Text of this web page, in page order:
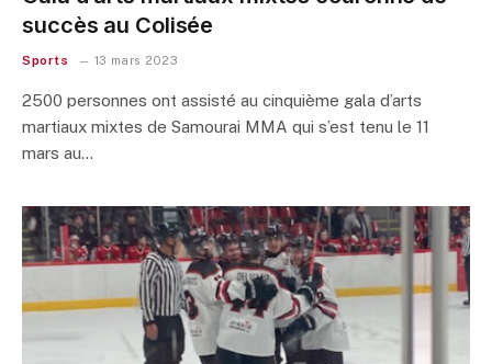
succès au Colisée
Sports 13 mars 2023
2500 personnes ont assisté au cinquième gala d’arts
martiaux mixtes de Samourai MMA qui s’est tenu le 11
mars au…